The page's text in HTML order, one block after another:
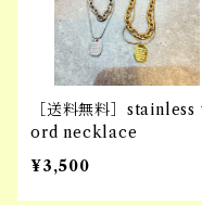
［送料無料］stainless
ord necklace
¥3,500